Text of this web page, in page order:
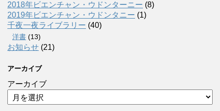
2018年ビエンチャン・ウドンターニー (8)
2019年ビエンチャン・ウドンタニー (1)
千夜一夜ライブラリー (40)
洋書 (13)
お知らせ (21)
アーカイブ
アーカイブ